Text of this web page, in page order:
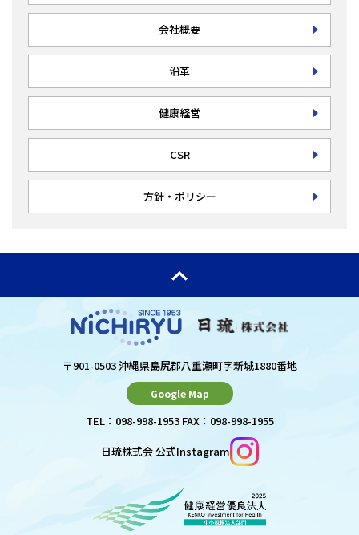
会社概要
沿革
健康経営
CSR
方針・ポリシー
〒901-0503 沖縄県島尻郡八重瀬町字新城1880番地
Google Map
TEL：098-998-1953 FAX：098-998-1955
日琉株式会 公式Instagram